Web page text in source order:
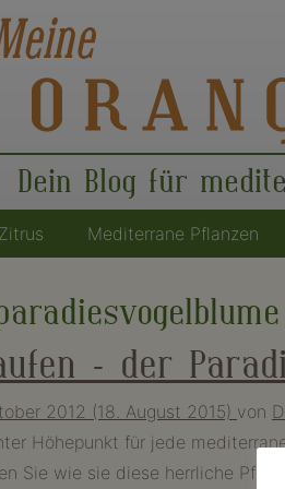
Dein Blog für
Mediterrane Pflanzen
– der
2012 (18. August 2015) von
Höhepunkt für jede
Sie wie sie diese herrliche